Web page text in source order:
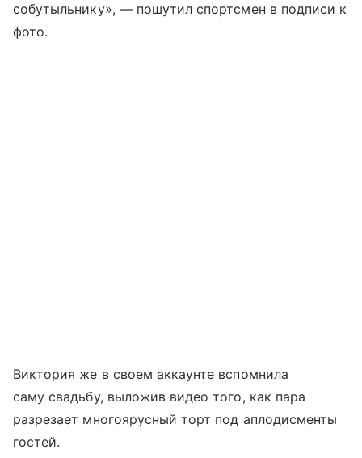
собутыльнику», — пошутил спортсмен в подписи к
фото.
Виктория же в своем аккаунте вспомнила
саму свадьбу, выложив видео того, как пара
разрезает многоярусный торт под аплодисменты
гостей.